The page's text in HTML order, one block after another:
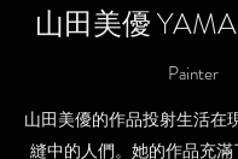
山田美優
Painter
山田美優的作品投射生活在
縫中的人們。她的作品充